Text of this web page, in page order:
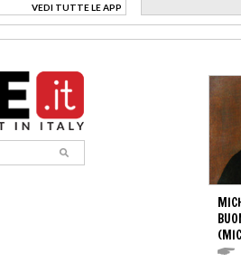
VEDI TUTTE LE APP
>